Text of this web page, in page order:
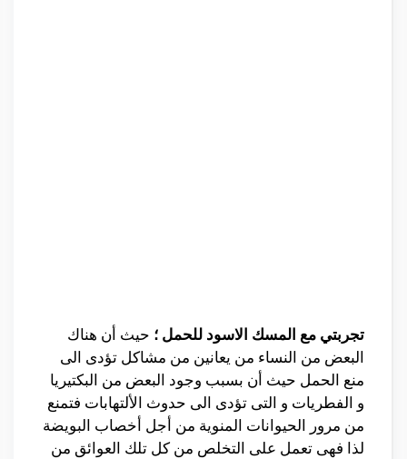
تجربتي مع المسك الاسود للحمل ؛ حيث أن هناك
البعض من النساء من يعانين من مشاكل تؤدى الى
منع الحمل حيث أن بسبب وجود البعض من البكتيريا
و الفطريات و التى تؤدى الى حدوث الألتهابات فتمنع
من مرور الحيوانات المنوية من أجل أخصاب البويضة
لذا فهى تعمل على التخلص من كل تلك العوائق من